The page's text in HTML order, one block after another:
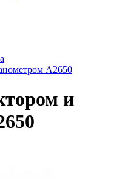
A2650
и